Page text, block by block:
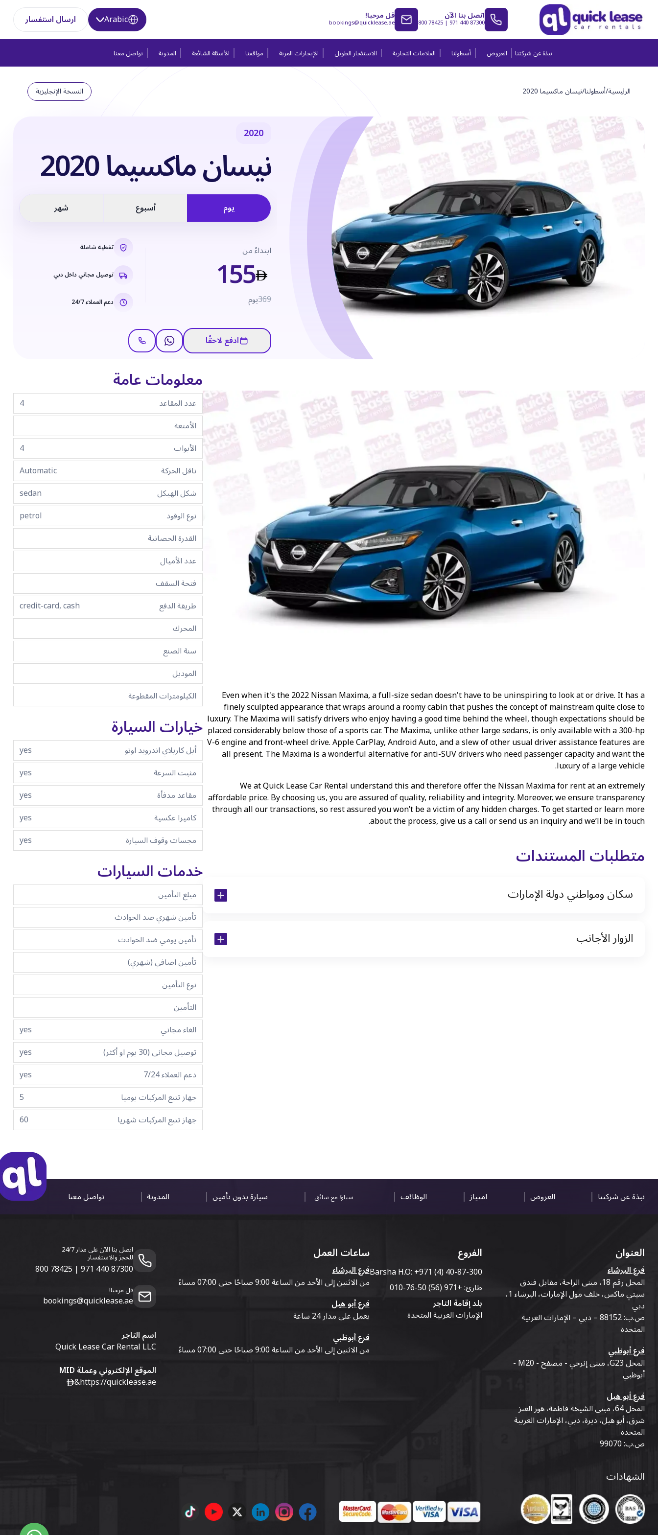
اتصل بنا الآن800 78425 |971 440 87300 قل مرحبا!
bookings@quicklease.ae
Arabic ارسال استفسار
نبذة عن شركتنا العروض أسطولنا العلامات التجارية الاستئجار الطويل الإيجارات المرنة مواقعنا الأسئلة الشائعة المدونة تواصل معنا
الرئيسية/أسطولنا/نيسان ماكسيما 2020 النسخة الإنجليزية
2020
نيسان ماكسيما 2020
يوم أسبوع شهر
ابتداءً من155369يوم
تغطية شاملة
توصيل مجاني داخل دبي
دعم العملاء 24/7
ادفع لاحقًا
Even when it's the 2022 Nissan Maxima, a full-size sedan doesn't have to be uninspiring to look at or drive. It has a
finely sculpted appearance that wraps around a roomy cabin that pushes the concept of mainstream quite close to
luxury. The Maxima will satisfy drivers who enjoy having a good time behind the wheel, though expectations should be
placed considerably below those of a sports car. The Maxima, unlike other large sedans, is only available with a 300-hp
V-6 engine and front-wheel drive. Apple CarPlay, Android Auto, and a slew of other usual driver assistance features are
all present. The Maxima is a wonderful alternative for anti-SUV drivers who need passenger capacity and want the
luxury of a large vehicle.
We at Quick Lease Car Rental understand this and therefore offer the Nissan Maxima for rent at an extremely
affordable price. By choosing us, you are assured of quality, reliability and integrity. Moreover, we ensure transparency
through all our transactions, so rest assured you won’t be a victim of any hidden charges. To get started or learn more
about the process, give us a call or send us an inquiry and we’ll be in touch.
متطلبات المستندات
سكان ومواطني دولة الإمارات
نسخة من تأشيرة الاقامة
الزوار الأجانب
معلومات عامة
عدد المقاعد
4
الأمتعة
الأبواب
4
ناقل الحركة
Automatic
شكل الهيكل
sedan
نوع الوقود
petrol
القدرة الحصانية
عدد الأميال
فتحة السقف
طريقة الدفع
credit-card, cash
المحرك
سنة الصنع
الموديل
الكيلومترات المقطوعة
خيارات السيارة
أبل كاربلاي اندرويد اوتو
yes
مثبت السرعة
yes
مقاعد مدفأة
yes
كاميرا عكسية
yes
مجسات وقوف السيارة
yes
خدمات السيارات
مبلغ التأمين
تأمين شهري ضد الحوادث
تأمين يومي ضد الحوادث
تأمين اضافي (شهري)
نوع التأمين
التأمين
الغاء مجاني
yes
توصيل مجاني (30 يوم او أكثر)
yes
دعم العملاء 7/24
yes
جهاز تتبع المركبات يوميا
5
جهاز تتبع المركبات شهريا
60
نبذة عن شركتنا العروض امتياز الوظائف سيارة مع سائق سيارة بدون تأمين المدونة تواصل معنا
العنوان
فرع البرشاء
المحل رقم 18، مبنى الراحة، مقابل فندق
سيتي ماكس، خلف مول الإمارات، البرشاء 1،
دبي
ص.ب: 88152 – دبي – الإمارات العربية
المتحدة
فرع أبوظبي
المحل G23، مبنى إنرجي - مصفح - M20 -
أبوظبي
فرع أبو هيل
المحل 64، مبنى الشيخة فاطمة، هور العنز
شرق، أبو هيل، ديرة، دبي، الإمارات العربية
المتحدة
ص.ب: 99070
الفروع
Barsha H.O:+971 (4) 40-87-300
طارئ:+971 (56) 50-76-010
بلد إقامة التاجر
الإمارات العربية المتحدة
ساعات العمل
فرع البرشاء
من الاثنين إلى الأحد من الساعة 9:00 صباحًا حتى 07:00 مساءً
فرع أبو هيل
يعمل على مدار 24 ساعة
فرع أبوظبي
من الاثنين إلى الأحد من الساعة 9:00 صباحًا حتى 07:00 مساءً
اتصل بنا الآن على مدار 24/7
للحجز والاستفسار
800 78425 | 971 440 87300
قل مرحبا!
bookings@quicklease.ae
اسم التاجر
Quick Lease Car Rental LLC
الموقع الإلكتروني وعملة MID
https://quicklease.ae
&
الشهادات